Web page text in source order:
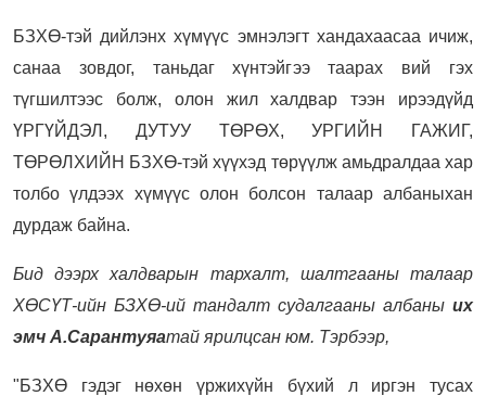
БЗХӨ-тэй дийлэнх хүмүүс эмнэлэгт хандахаасаа ичиж,
санаа зовдог, таньдаг хүнтэйгээ таарах вий гэх
түгшилтээс болж, олон жил халдвар тээн ирээдүйд
ҮРГҮЙДЭЛ, ДУТУУ ТӨРӨХ, УРГИЙН ГАЖИГ,
ТӨРӨЛХИЙН БЗХӨ-тэй хүүхэд төрүүлж амьдралдаа хар
толбо үлдээх хүмүүс олон болсон талаар албаныхан
дурдаж байна.
Бид дээрх халдварын тархалт, шалтгааны талаар
ХӨСҮТ-ийн БЗХӨ-ий тандалт судалгааны албаны их
эмч А.Сарантуяатай ярилцсан юм. Тэрбээр,
"БЗХӨ гэдэг нөхөн үржихүйн бүхий л иргэн тусах